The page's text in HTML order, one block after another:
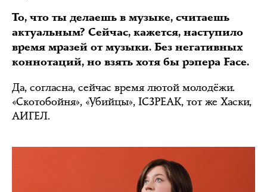
То, что ты делаешь в музыке, считаешь
актуальным? Сейчас, кажется, наступило
время мразей от музыки. Без негативных
коннотаций, но взять хотя бы рэпера Face.
Да, согласна, сейчас время лютой молодёжи.
«Скотобойня», «Убийцы», IC3PEAK, тот же Хаски,
АИГЕЛ.